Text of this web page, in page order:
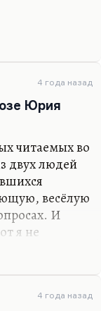
о
то вроде
люто
три формы
печатали
алма-
для
объяснить,
4 года назад
Юрия
читаемых во
двух людей
весёлую
И
я не
почти
4 года назад